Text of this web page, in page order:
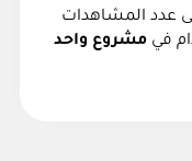
عدد المشاهدات
في مشروع واحد